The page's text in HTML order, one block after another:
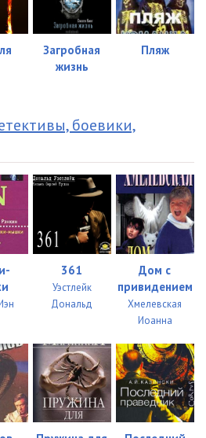
Загробная
жизнь
Пляж
боевики,
361
Уэстлейк
Дональд
Дом с
привидением
Хмелевская
Иоанна